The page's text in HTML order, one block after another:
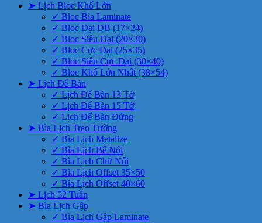
➤ Lịch Bloc Khổ Lớn
✓ Bloc Bìa Laminate
✓ Bloc Đại ĐB (17×24)
✓ Bloc Siêu Đại (20×30)
✓ Bloc Cực Đại (25×35)
✓ Bloc Siêu Cực Đại (30×40)
✓ Bloc Khổ Lớn Nhất (38×54)
➤ Lịch Để Bàn
✓ Lịch Để Bàn 13 Tờ
✓ Lịch Để Bàn 15 Tờ
✓ Lịch Để Bàn Đứng
➤ Bìa Lịch Treo Tường
✓ Bìa Lịch Metalize
✓ Bìa Lịch Bế Nổi
✓ Bìa Lịch Chữ Nổi
✓ Bìa Lịch Offset 35×50
✓ Bìa Lịch Offset 40×60
➤ Lịch 52 Tuần
➤ Bìa Lịch Gập
✓ Bìa Lịch Gập Laminate